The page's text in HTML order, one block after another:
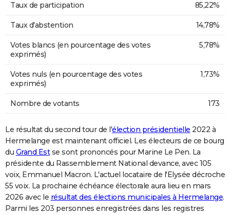
Taux de participation 85,22%
Taux d'abstention 14,78%
Votes blancs (en pourcentage des votes
exprimés)
5,78%
Votes nuls (en pourcentage des votes
exprimés)
1,73%
Nombre de votants 173
Le résultat du second tour de l'élection présidentielle 2022 à
Hermelange est maintenant officiel. Les électeurs de ce bourg
du Grand Estse sont prononcés pour Marine Le Pen. La
présidente du Rassemblement National devance, avec 105
voix, Emmanuel Macron. L'actuel locataire de l'Elysée décroche
55 voix. La prochaine échéance électorale aura lieu en mars
2026 avec le résultat des élections municipales à Hermelange.
Parmi les 203 personnes enregistrées dans les registres